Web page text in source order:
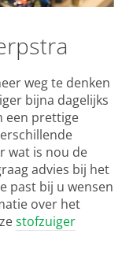
weg te denken
bijna dagelijks
een prettige
wat is nou de
advies bij het
past bij u wensen
over het
stofzuiger